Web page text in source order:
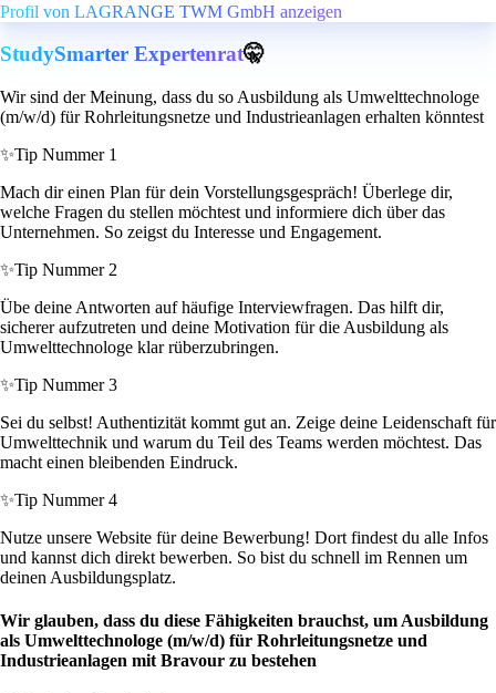
Profil von LAGRANGE TWM GmbH anzeigen
StudySmarter Expertenrat🤫
Wir sind der Meinung, dass du so Ausbildung als Umwelttechnologe
(m/w/d) für Rohrleitungsnetze und Industrieanlagen erhalten könntest
✨Tip Nummer 1
Mach dir einen Plan für dein Vorstellungsgespräch! Überlege dir,
welche Fragen du stellen möchtest und informiere dich über das
Unternehmen. So zeigst du Interesse und Engagement.
✨Tip Nummer 2
Übe deine Antworten auf häufige Interviewfragen. Das hilft dir,
sicherer aufzutreten und deine Motivation für die Ausbildung als
Umwelttechnologe klar rüberzubringen.
✨Tip Nummer 3
Sei du selbst! Authentizität kommt gut an. Zeige deine Leidenschaft für
Umwelttechnik und warum du Teil des Teams werden möchtest. Das
macht einen bleibenden Eindruck.
✨Tip Nummer 4
Nutze unsere Website für deine Bewerbung! Dort findest du alle Infos
und kannst dich direkt bewerben. So bist du schnell im Rennen um
deinen Ausbildungsplatz.
Wir glauben, dass du diese Fähigkeiten brauchst, um Ausbildung
als Umwelttechnologe (m/w/d) für Rohrleitungsnetze und
Industrieanlagen mit Bravour zu bestehen